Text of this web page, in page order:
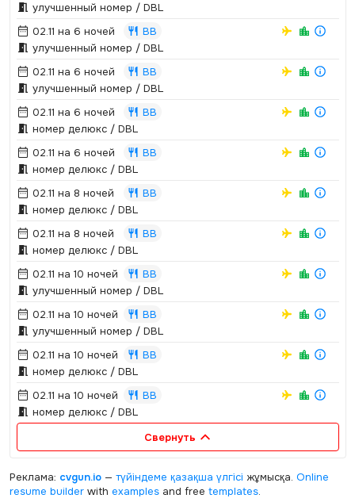
улучшенный номер / DBL
02.11 на 6 ночей
BB
улучшенный номер / DBL
02.11 на 6 ночей
BB
улучшенный номер / DBL
02.11 на 6 ночей
BB
номер делюкс / DBL
02.11 на 6 ночей
BB
номер делюкс / DBL
02.11 на 8 ночей
BB
номер делюкс / DBL
02.11 на 8 ночей
BB
номер делюкс / DBL
02.11 на 10 ночей
BB
улучшенный номер / DBL
02.11 на 10 ночей
BB
улучшенный номер / DBL
02.11 на 10 ночей
BB
номер делюкс / DBL
02.11 на 10 ночей
BB
номер делюкс / DBL
Свернуть
Реклама: cvgun.io— түйіндеме қазақша үлгісі жұмысқа. Online
resume builderwith examplesand free templates.